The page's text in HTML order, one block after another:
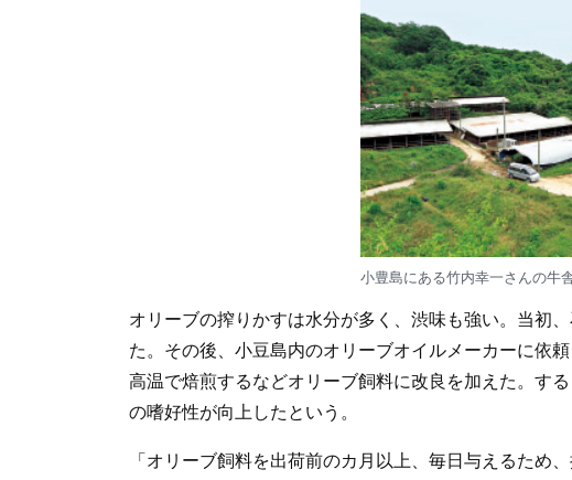
小豊島にある竹内幸一さんの牛舎
オリーブの搾りかすは水分が多く、渋味も強い。当初
た。その後、小豆島内のオリーブオイルメーカーに依
高温で焙煎するなどオリーブ飼料に改良を加えた。す
の嗜好性が向上したという。
「オリーブ飼料を出荷前のカ月以上、毎日与えるため